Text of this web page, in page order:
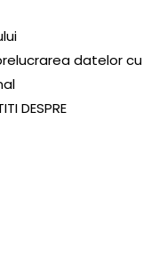
datelor cu
DESPRE